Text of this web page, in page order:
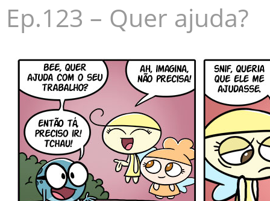
Ep.123 – Quer ajuda?